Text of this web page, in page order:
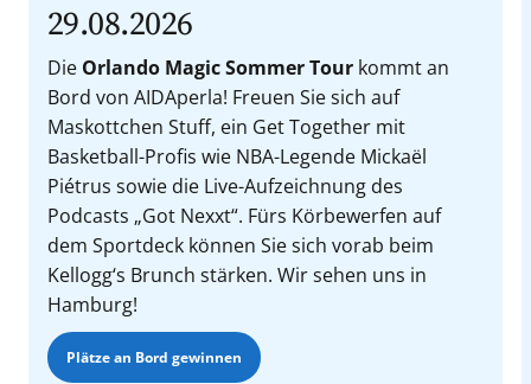
29.08.2026
Die Orlando Magic Sommer Tourkommt an
Bord von AIDAperla! Freuen Sie sich auf
Maskottchen Stuff, ein Get Together mit
Basketball-Profis wie NBA-Legende Mickaël
Piétrus sowie die Live-Aufzeichnung des
Podcasts „Got Nexxt“. Fürs Körbewerfen auf
dem Sportdeck können Sie sich vorab beim
Kellogg‘s Brunch stärken. Wir sehen uns in
Hamburg!
Plätze an Bord gewinnen